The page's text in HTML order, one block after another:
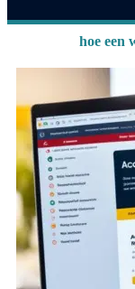
hoe een